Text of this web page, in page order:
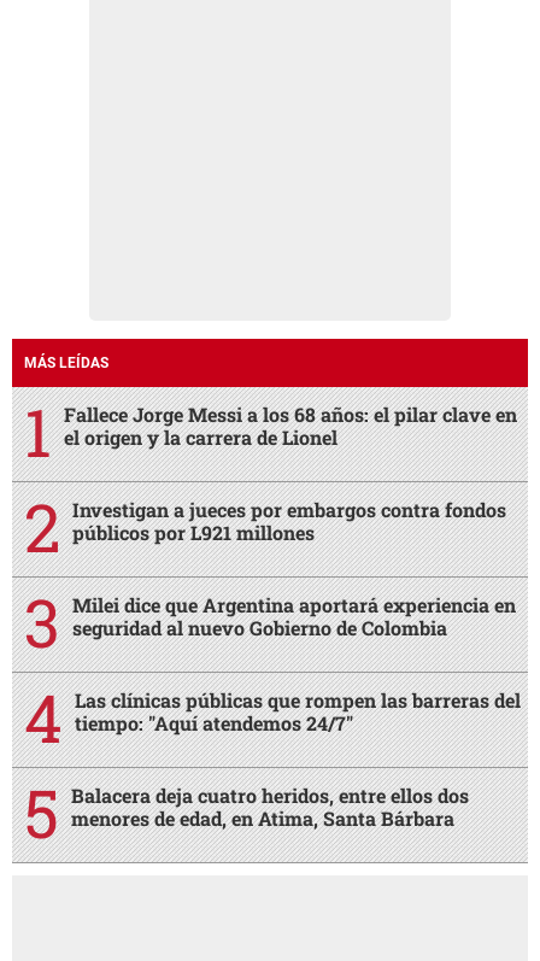
MÁS LEÍDAS
Fallece Jorge Messi a los 68 años: el pilar clave en
el origen y la carrera de Lionel
Investigan a jueces por embargos contra fondos
públicos por L921 millones
Milei dice que Argentina aportará experiencia en
seguridad al nuevo Gobierno de Colombia
Las clínicas públicas que rompen las barreras del
tiempo: "Aquí atendemos 24/7"
Balacera deja cuatro heridos, entre ellos dos
menores de edad, en Atima, Santa Bárbara